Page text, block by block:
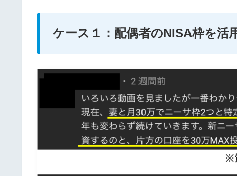
ケース１：配偶者のNISA枠を活